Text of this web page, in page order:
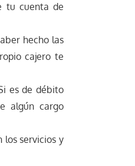
tu cuenta de
hecho las
cajero te
es de débito
algún cargo
los servicios y